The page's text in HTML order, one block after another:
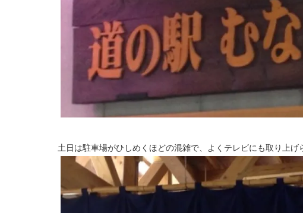
土日は駐車場がひしめくほどの混雑で、よくテレビにも取り上げ